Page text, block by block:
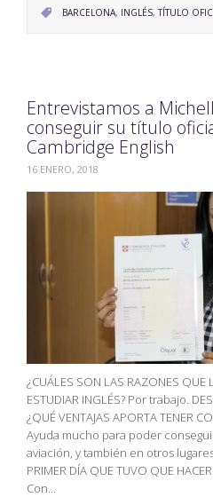
 CATEGORY
BARCELONA, INGLÉS,TÍTULO
Entrevistamos a
conseguir su título
Cambridge English
16 ENERO, 2018
¿CUÁLES SON LAS RAZONES QUE
ESTUDIAR INGLÉS? Por trabajo.
¿QUÉ VENTAJAS APORTA TENER
Ayuda mucho para poder
aviación, y también en otros
PRIMER DÍA QUE TUVO QUE
Con…